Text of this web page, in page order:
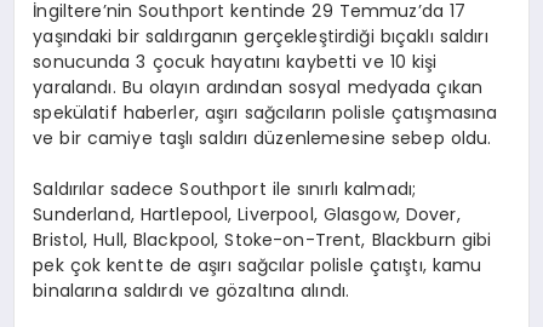
İngiltere’nin Southport kentinde 29 Temmuz’da 17
yaşındaki bir saldırganın gerçekleştirdiği bıçaklı saldırı
sonucunda 3 çocuk hayatını kaybetti ve 10 kişi
yaralandı. Bu olayın ardından sosyal medyada çıkan
spekülatif haberler, aşırı sağcıların polisle çatışmasına
ve bir camiye taşlı saldırı düzenlemesine sebep oldu.
Saldırılar sadece Southport ile sınırlı kalmadı;
Sunderland, Hartlepool, Liverpool, Glasgow, Dover,
Bristol, Hull, Blackpool, Stoke-on-Trent, Blackburn gibi
pek çok kentte de aşırı sağcılar polisle çatıştı, kamu
binalarına saldırdı ve gözaltına alındı.